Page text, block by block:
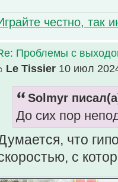
честно, так
Проблемы с
Le Tissier 10 июл
Solmyr
До сих пор
что
с